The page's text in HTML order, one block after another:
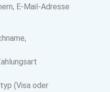
E-Mail-Adresse
(Visa oder